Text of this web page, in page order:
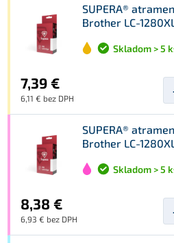
SUPERA®
Brother LC-
Skladom > 5
7,39 €
6,11 € bez DPH
SUPERA®
Brother LC-
Skladom > 5
8,38 €
6,93 € bez DPH